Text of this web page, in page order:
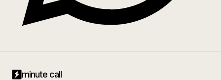
minute call